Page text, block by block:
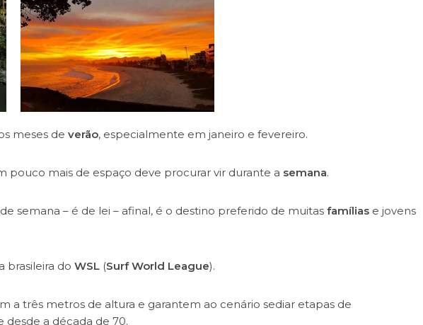
meses de verão, especialmente em janeiro e fevereiro.
pouco mais de espaço deve procurar vir durante a semana.
semana – é de lei – afinal, é o destino preferido de muitas famílias e jovens
brasileira do WSL (Surf World League).
a três metros de altura e garantem ao cenário sediar etapas de
desde a década de 70.